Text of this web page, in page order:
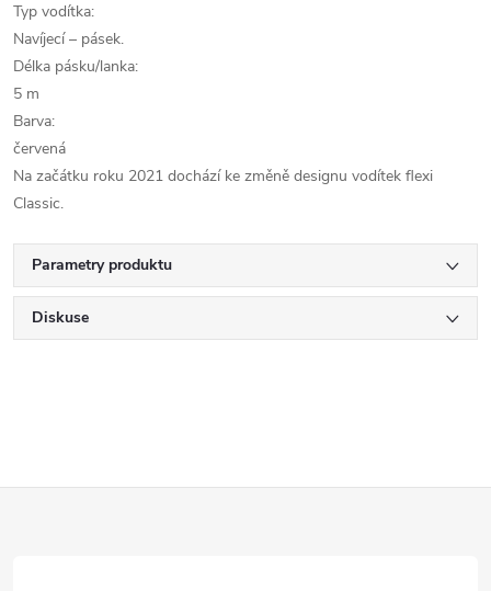
Typ vodítka:
Navíjecí – pásek.
Délka pásku/lanka:
5 m
Barva:
červená
Na začátku roku 2021 dochází ke změně designu vodítek flexi
Classic.
Parametry produktu
Diskuse